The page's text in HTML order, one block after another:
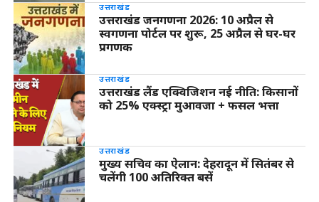
उत्तराखंड
उत्तराखंड जनगणना 2026: 10 अप्रैल से
स्वगणना पोर्टल पर शुरू, 25 अप्रैल से घर-घर
प्रगणक
उत्तराखंड
उत्तराखंड लैंड एक्विजिशन नई नीति: किसानों
को 25% एक्स्ट्रा मुआवजा + फसल भत्ता
उत्तराखंड
मुख्य सचिव का ऐलान: देहरादून में सितंबर से
चलेंगी 100 अतिरिक्त बसें